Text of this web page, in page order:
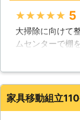
★★★★★ 5
大掃除に向けて
ムセンターで棚
くいかずこち
下さりありがた
取らずに帰られ
家具移動組立